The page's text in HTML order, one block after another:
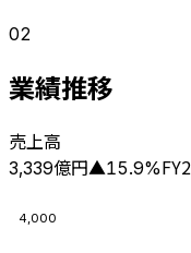
02
業績推移
売上高
3,339億円▲15.9%
4,000